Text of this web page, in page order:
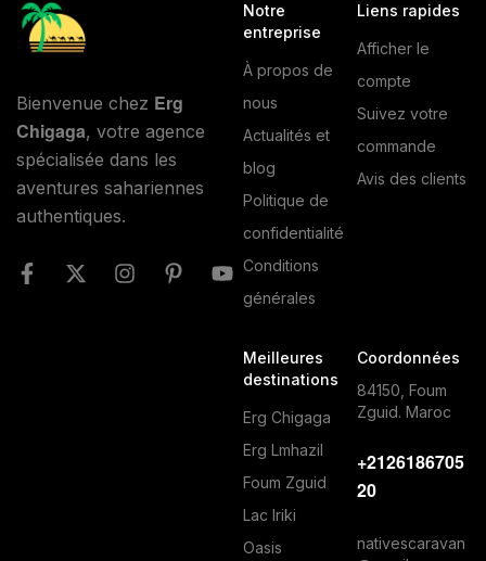
Bienvenue chez Erg
Chigaga, votre agence
spécialisée dans les
aventures sahariennes
authentiques.
Notre
entreprise
À propos de
nous
Actualités et
blog
Politique de
confidentialité
Conditions
générales
Liens rapides
Afficher le
compte
Suivez votre
commande
Avis des clients
Meilleures
destinations
Erg Chigaga
Erg Lmhazil
Foum Zguid
Lac Iriki
Oasis
Coordonnées
84150, Foum
Zguid. Maroc
+2126186705
20
nativescaravan